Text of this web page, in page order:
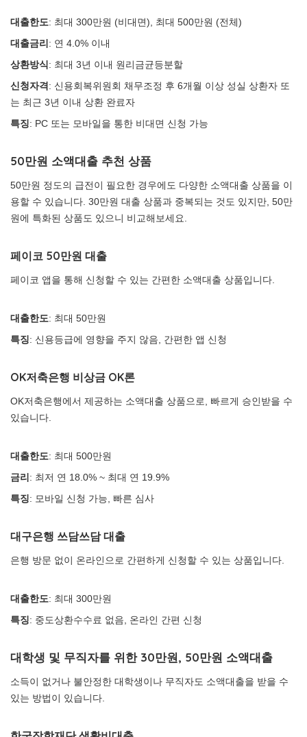
대출한도: 최대 300만원 (비대면), 최대 500만원 (전체)
대출금리 : 연 4.0% 이내
상환방식: 최대 3년 이내 원리금균등분할
신청자격 : 신용회복위원회 채무조정 후 6개월 이상 성실 상환자 또
는 최근 3년 이내 상환 완료자
특징: PC 또는 모바일을 통한 비대면 신청 가능
50만원 소액대출 추천 상품
50만원 정도의 급전이 필요한 경우에도 다양한 소액대출 상품을 이
용할 수 있습니다. 30만원 대출 상품과 중복되는 것도 있지만, 50만
원에 특화된 상품도 있으니 비교해보세요.
페이코 50만원 대출
페이코 앱을 통해 신청할 수 있는 간편한 소액대출 상품입니다.
대출한도: 최대 50만원
특징: 신용등급에 영향을 주지 않음, 간편한 앱 신청
OK저축은행 비상금 OK론
OK저축은행에서 제공하는 소액대출 상품으로, 빠르게 승인받을 수
있습니다.
대출한도: 최대 500만원
금리 : 최저 연 18.0% ~ 최대 연 19.9%
특징: 모바일 신청 가능, 빠른 심사
대구은행 쓰담쓰담 대출
은행 방문 없이 온라인으로 간편하게 신청할 수 있는 상품입니다.
대출한도: 최대 300만원
특징: 중도상환수수료 없음, 온라인 간편 신청
대학생 및 무직자를 위한 30만원, 50만원 소액대출
소득이 없거나 불안정한 대학생이나 무직자도 소액대출을 받을 수
있는 방법이 있습니다.